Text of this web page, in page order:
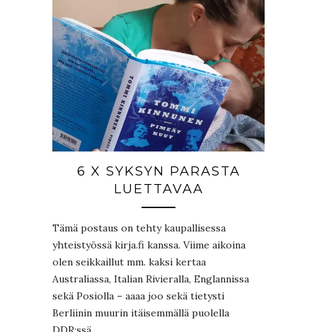
6 X SYKSYN PARASTA
LUETTAVAA
Tämä postaus on tehty kaupallisessa
yhteistyössä kirja.fi kanssa. Viime aikoina
olen seikkaillut mm. kaksi kertaa
Australiassa, Italian Rivieralla, Englannissa
sekä Posiolla – aaaa joo sekä tietysti
Berliinin muurin itäisemmällä puolella